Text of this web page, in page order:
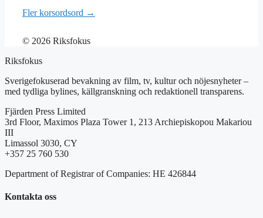
Fler korsordsord →
© 2026 Riksfokus
Riksfokus
Sverigefokuserad bevakning av film, tv, kultur och nöjesnyheter –
med tydliga bylines, källgranskning och redaktionell transparens.
Fjärden Press Limited
3rd Floor, Maximos Plaza Tower 1, 213 Archiepiskopou Makariou
III
Limassol 3030, CY
+357 25 760 530
Department of Registrar of Companies: HE 426844
Kontakta oss